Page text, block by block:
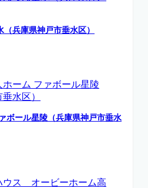
兵庫県神戸市垂水区）
ボール星陵（兵庫県神戸市垂水